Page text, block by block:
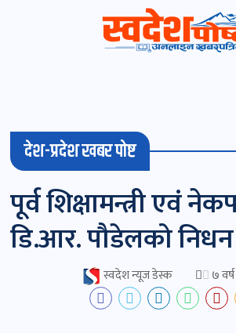
माडी
(स्थानीय)
खबर
पोष्ट
देश-प्रदेश खबर पोष्ट
पूर्व शिक्षामन्त्री एवं
डि.आर. पौडेलको निधन
स्वदेश न्यूज डेस्क ७